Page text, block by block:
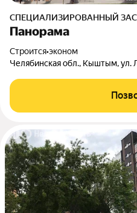
СПЕЦИАЛИЗИРОВАННЫЙ
Панорама
Строится•эконом
Челябинская обл., Кыштым, ул.